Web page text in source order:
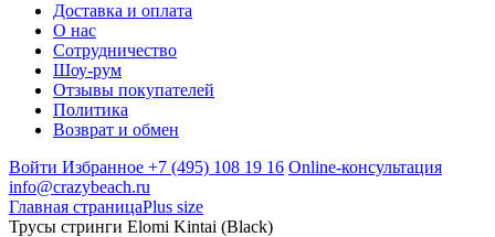
Доставка и оплата
О нас
Сотрудничество
Шоу-рум
Отзывы покупателей
Политика
Возврат и обмен
Войти Избранное +7 (495) 108 19 16 Online-консультация
info@crazybeach.ru
Главная страницаPlus size
Трусы стринги Elomi Kintai (Black)